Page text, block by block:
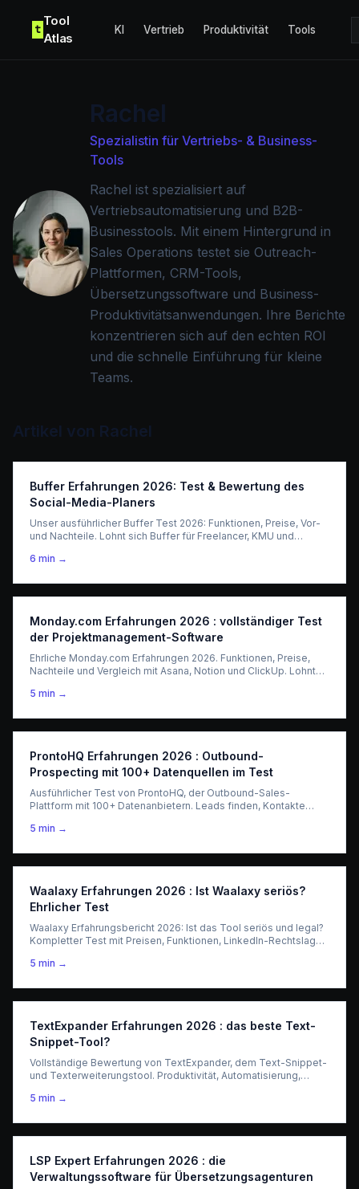
t
Tool
Atlas
KI Vertrieb Produktivität Tools
Rachel
Spezialistin für Vertriebs- & Business-
Tools
Rachel ist spezialisiert auf
Vertriebsautomatisierung und B2B-
Businesstools. Mit einem Hintergrund in
Sales Operations testet sie Outreach-
Plattformen, CRM-Tools,
Übersetzungssoftware und Business-
Produktivitätsanwendungen. Ihre Berichte
konzentrieren sich auf den echten ROI
und die schnelle Einführung für kleine
Teams.
Artikel von Rachel
Buffer Erfahrungen 2026: Test & Bewertung des
Social-Media-Planers
Unser ausführlicher Buffer Test 2026: Funktionen, Preise, Vor-
und Nachteile. Lohnt sich Buffer für Freelancer, KMU und
6 min →
Monday.com Erfahrungen 2026 : vollständiger Test
der Projektmanagement-Software
Ehrliche Monday.com Erfahrungen 2026. Funktionen, Preise,
Nachteile und Vergleich mit Asana, Notion und ClickUp. Lohnt
5 min →
ProntoHQ Erfahrungen 2026 : Outbound-
Prospecting mit 100+ Datenquellen im Test
Ausführlicher Test von ProntoHQ, der Outbound-Sales-
Plattform mit 100+ Datenanbietern. Leads finden, Kontakte
Vergleich 2026.
5 min →
Waalaxy Erfahrungen 2026 : Ist Waalaxy seriös?
Ehrlicher Test
Waalaxy Erfahrungsbericht 2026: Ist das Tool seriös und legal?
Kompletter Test mit Preisen, Funktionen, LinkedIn-Rechtslage
5 min →
TextExpander Erfahrungen 2026 : das beste Text-
Snippet-Tool?
Vollständige Bewertung von TextExpander, dem Text-Snippet-
und Texterweiterungstool. Produktivität, Automatisierung,
5 min →
LSP Expert Erfahrungen 2026 : die
Verwaltungssoftware für Übersetzungsagenturen